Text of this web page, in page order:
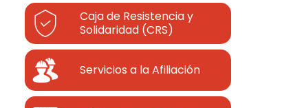
Caja de Resistencia y
Solidaridad (CRS)
Servicios a la Afiliación